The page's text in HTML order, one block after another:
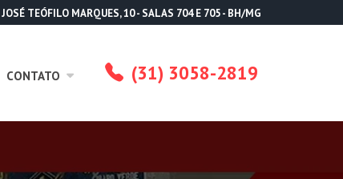
JOSÉ TEÓFILO MARQUES, 10 - SALAS 704 E 705 - BH/MG
CONTATO (31) 3058-2819